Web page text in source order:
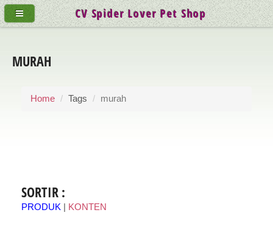
MURAH
Home Tags murah
SORTIR :
PRODUK KONTEN
CV Spider Lover Pet Shop